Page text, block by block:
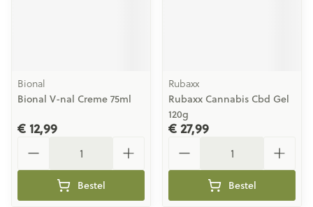
Bional
Bional V-nal Creme 75ml
€ 12,99
Bestel
Rubaxx
Rubaxx Cannabis Cbd Gel
120g
€ 27,99
Bestel